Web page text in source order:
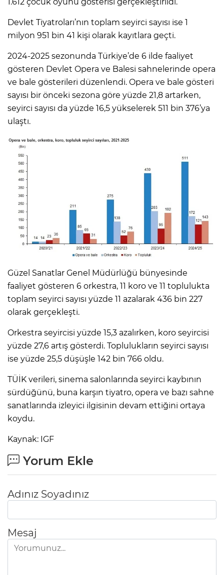
Devlet Tiyatroları’nın toplam seyirci sayısı ise 1
milyon 951 bin 41 kişi olarak kayıtlara geçti.
2024-2025 sezonunda Türkiye’de 6 ilde faaliyet
gösteren Devlet Opera ve Balesi sahnelerinde opera
ve bale gösterileri düzenlendi. Opera ve bale gösteri
sayısı bir önceki sezona göre yüzde 21,8 artarken,
seyirci sayısı da yüzde 16,5 yükselerek 511 bin 376’ya
ulaştı.
Güzel Sanatlar Genel Müdürlüğü bünyesinde
faaliyet gösteren 6 orkestra, 11 koro ve 11 toplulukta
toplam seyirci sayısı yüzde 11 azalarak 436 bin 227
olarak gerçekleşti.
Orkestra seyircisi yüzde 15,3 azalırken, koro seyircisi
yüzde 27,6 artış gösterdi. Toplulukların seyirci sayısı
ise yüzde 25,5 düşüşle 142 bin 766 oldu.
TÜİK verileri, sinema salonlarında seyirci kaybının
sürdüğünü, buna karşın tiyatro, opera ve bazı sahne
sanatlarında izleyici ilgisinin devam ettiğini ortaya
koydu.
Kaynak: IGF
Yorum Ekle
Adınız Soyadınız
Mesaj